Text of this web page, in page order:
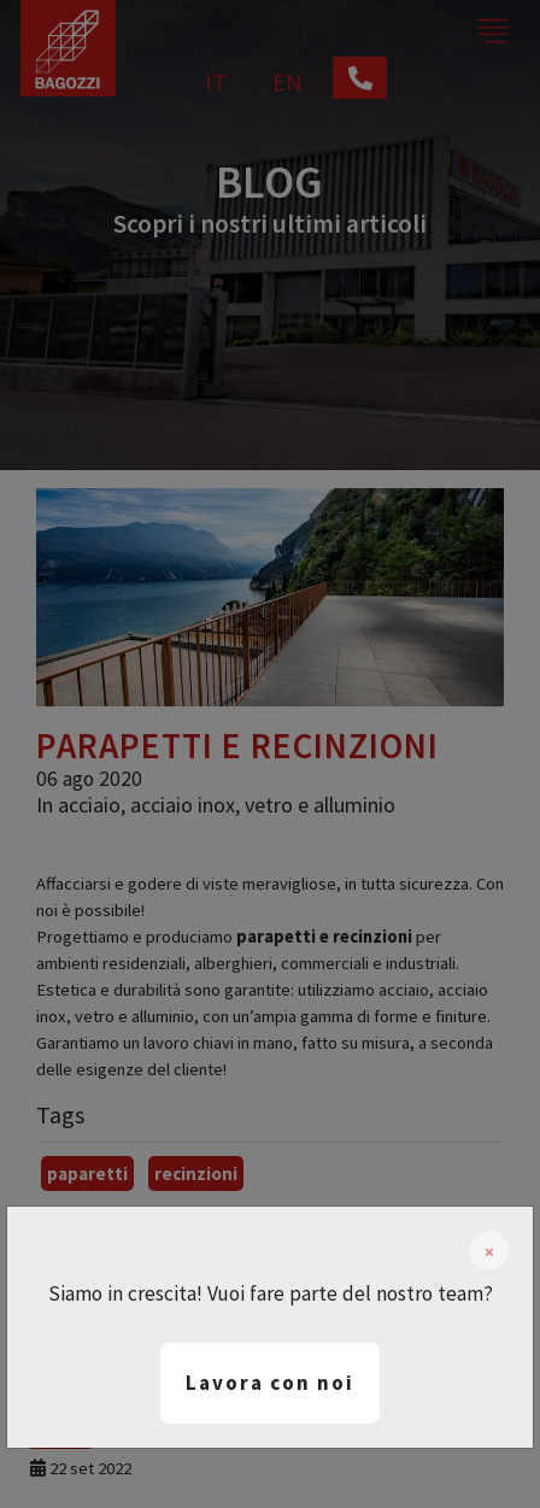
IT EN
BLOG
Scopri i nostri ultimi articoli
PARAPETTI E RECINZIONI
06 ago 2020
In acciaio, acciaio inox, vetro e alluminio
Affacciarsi e godere di viste meravigliose, in tutta sicurezza. Con
noi è possibile!
Progettiamo e produciamo parapetti e recinzioni per
ambienti residenziali, alberghieri, commerciali e industriali.
Estetica e durabilità sono garantite: utilizziamo acciaio, acciaio
inox, vetro e alluminio, con un’ampia gamma di forme e finiture.
Garantiamo un lavoro chiavi in mano, fatto su misura, a seconda
delle esigenze del cliente!
Tags
paparetti recinzioni
Come scegliere un parapetto?
22 set 2022
×
Siamo in crescita! Vuoi fare parte del nostro team?
Lavora con noi